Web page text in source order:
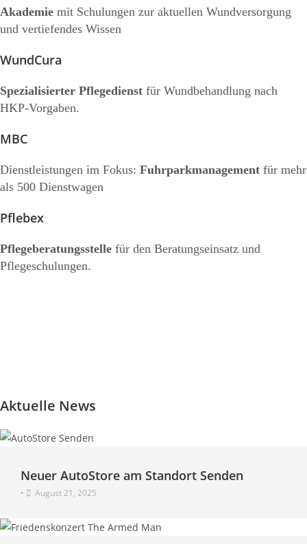
Akademie mit Schulungen zur aktuellen Wundversorgung
und vertiefendes Wissen
WundCura
Spezialisierter Pflegedienst für Wundbehandlung nach
HKP-Vorgaben.
MBC
Dienstleistungen im Fokus: Fuhrparkmanagement für mehr
als 500 Dienstwagen
Pflebex
Pflegeberatungsstelle für den Beratungseinsatz und
Pflegeschulungen.
Aktuelle News
Neuer AutoStore am Standort Senden
• August 21, 2025